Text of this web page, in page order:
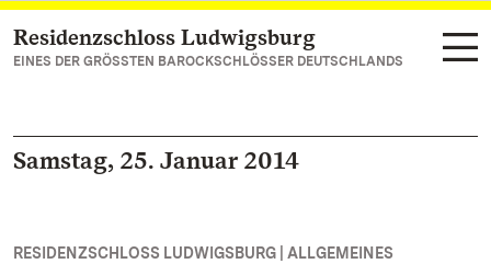
Zum Hauptinhalt springen
Residenzschloss Ludwigsburg
EINES DER GRÖSSTEN BAROCKSCHLÖSSER DEUTSCHLANDS
Samstag, 25. Januar 2014
RESIDENZSCHLOSS LUDWIGSBURG | ALLGEMEINES